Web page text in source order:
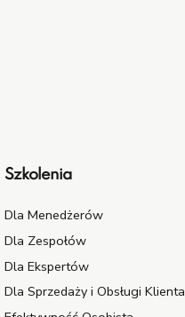
Szkolenia
Dla Menedżerów
Dla Zespołów
Dla Ekspertów
Dla Sprzedaży i Obsługi Klienta